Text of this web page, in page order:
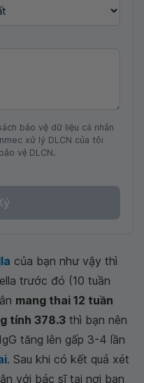
bảo vệ dữ liệu cá nhân
xử lý DLCN của tôi
vệ DLCN.
của bạn như vậy thì
trước đó (10 tuần
mang thai 12 tuần
tính 378.3 thì bạn nên
tăng lên gấp 3-4 lần
. Sau khi có kết quả xét
với bác sĩ tại nơi bạn